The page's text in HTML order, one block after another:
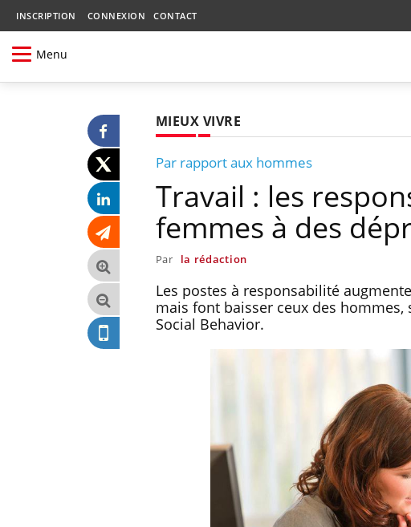
INSCRIPTION CONNEXION CONTACT
Menu
MIEUX VIVRE
Par rapport aux hommes
Travail : les
femmes à des
Par la rédaction
Les postes à responsabilité
mais font baisser ceux des
Social Behavior.
Les troubles du sommeil
modifient votre cerveau !